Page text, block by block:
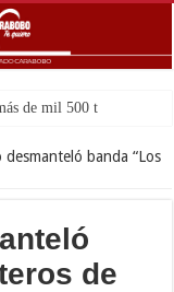
desmanteló banda “Los
de